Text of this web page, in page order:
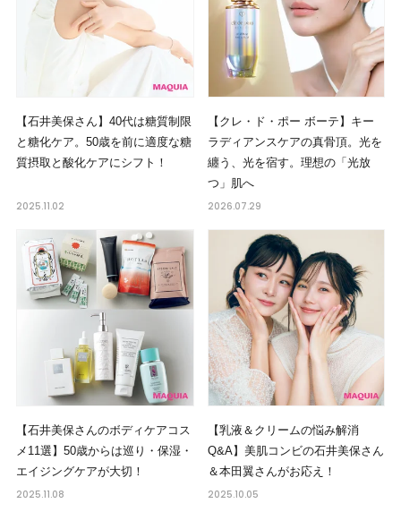
【石井美保さん】40代は糖質制限
と糖化ケア。50歳を前に適度な糖
質摂取と酸化ケアにシフト！
2025.11.02
【クレ・ド・ポー ボーテ】キー
ラディアンスケアの真骨頂。光を
纏う、光を宿す。理想の「光放
つ」肌へ
2026.07.29
【石井美保さんのボディケアコス
メ11選】50歳からは巡り・保湿・
エイジングケアが大切！
2025.11.08
【乳液＆クリームの悩み解消
Q&A】美肌コンビの石井美保さん
＆本田翼さんがお応え！
2025.10.05